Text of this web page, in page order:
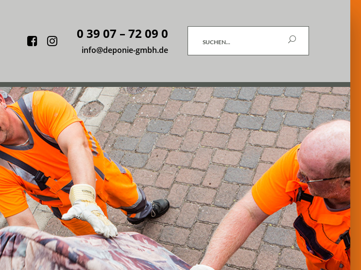
Facebook
Instagram
0 39 07 – 72 09 0
info@deponie-gmbh.de
Suchen